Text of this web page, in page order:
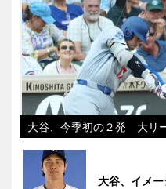
大谷、今季初の２発 大リ
大谷、イメ